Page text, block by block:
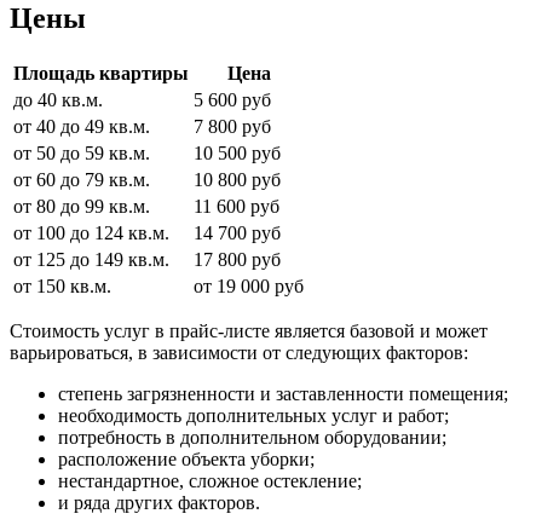
Цены
Площадь квартиры
Цена
до 40 кв.м.
5 600 руб
от 40 до 49 кв.м.
7 800 руб
от 50 до 59 кв.м.
10 500 руб
от 60 до 79 кв.м.
10 800 руб
от 80 до 99 кв.м.
11 600 руб
от 100 до 124 кв.м.
14 700 руб
от 125 до 149 кв.м.
17 800 руб
от 150 кв.м.
от 19 000 руб
Стоимость услуг в прайс-листе является базовой и может
варьироваться, в зависимости от следующих факторов:
степень загрязненности и заставленности помещения;
необходимость дополнительных услуг и работ;
потребность в дополнительном оборудовании;
расположение объекта уборки;
нестандартное, сложное остекление;
и ряда других факторов.